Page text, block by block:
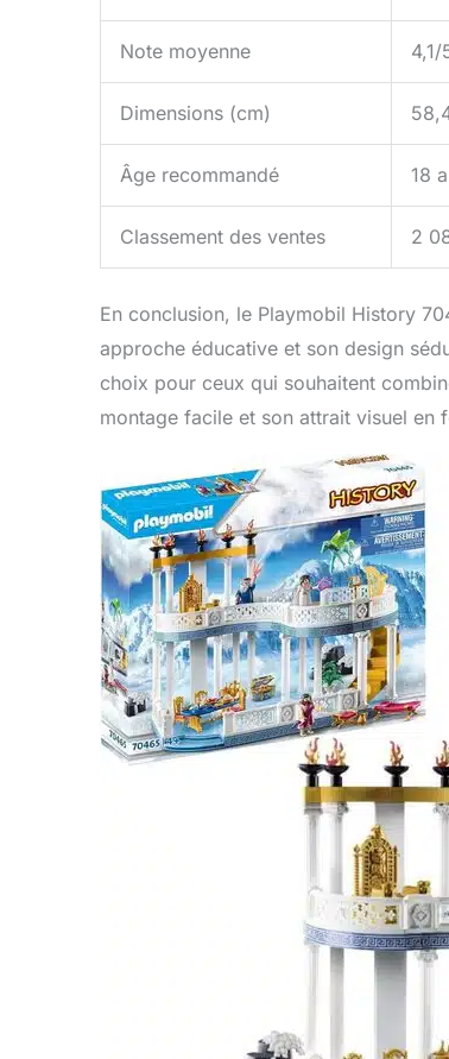
Note moyenne 4,1/
Dimensions (cm)
Âge recommandé 18
Classement des ventes 2
En conclusion, le Playmobil History
approche éducative et son design
choix pour ceux qui souhaitent
montage facile et son attrait visuel en